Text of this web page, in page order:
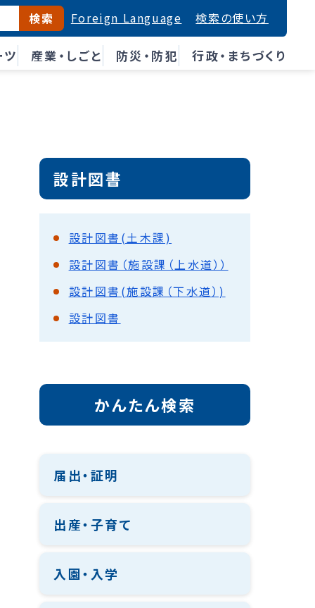
産業・しごと 防災・防犯 行政・まちづくり
検索 Foreign Language 検索の使い方
設計図書
設計図書(土木課)
設計図書（施設課（上水道））
設計図書(施設課（下水道）)
設計図書
かんたん検索
届出・証明
出産・子育て
入園・入学